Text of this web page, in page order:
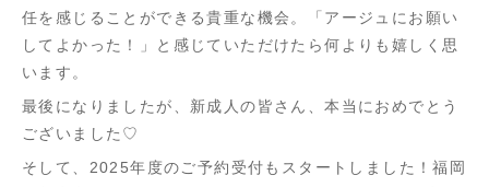
任を感じることができる貴重な機会。「アージュにお願い
してよかった！」と感じていただけたら何よりも嬉しく思
います。
最後になりましたが、新成人の皆さん、本当におめでとう
ございました♡
そして、2025年度のご予約受付もスタートしました！福岡